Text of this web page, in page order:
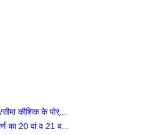
कौशिक के पोर्...
का 20 वां व 21 व...